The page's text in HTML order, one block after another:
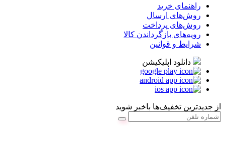
راهنمای خرید
روش‌های ارسال
روش‌های پرداخت
رویه‌های بازگرداندن کالا
شرایط و قوانین
دانلود اپلیکیشن
از جدیدترین تخفیف‌ها باخبر شوید